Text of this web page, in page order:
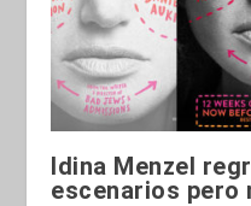
Idina Menzel
escenarios pero